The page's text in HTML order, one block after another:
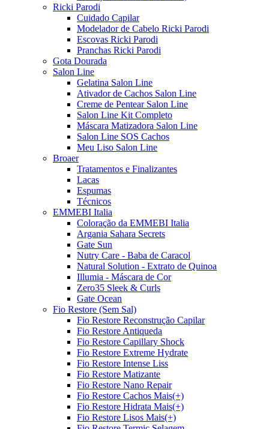
Ricki Parodi
Cuidado Capilar
Modelador de Cabelo Ricki Parodi
Escovas Ricki Parodi
Pranchas Ricki Parodi
Gota Dourada
Salon Line
Gelatina Salon Line
Ativador de Cachos Salon Line
Creme de Pentear Salon Line
Salon Line Kit Completo
Máscara Matizadora Salon Line
Salon Line SOS Cachos
Meu Liso Salon Line
Broaer
Tratamentos e Finalizantes
Lacas
Espumas
Técnicos
EMMEBI Italia
Coloração da EMMEBI Italia
Argania Sahara Secrets
Gate Sun
Nutry Care - Baba de Caracol
Natural Solution - Extrato de Quinoa
Illumia - Máscara de Cor
Zero35 Sleek & Curls
Gate Ocean
Fio Restore (Sem Sal)
Fio Restore Reconstrução Capilar
Fio Restore Antiqueda
Fio Restore Capillary Shock
Fio Restore Extreme Hydrate
Fio Restore Intense Liss
Fio Restore Matizante
Fio Restore Nano Repair
Fio Restore Cachos Mais(+)
Fio Restore Hidrata Mais(+)
Fio Restore Lisos Mais(+)